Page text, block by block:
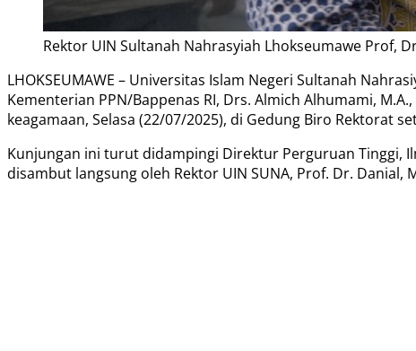
Rektor UIN Sultanah Nahrasyiah Lhokseumawe Prof,
LHOKSEUMAWE – Universitas Islam Negeri Sultanah
Kementerian PPN/Bappenas RI, Drs. Almich Alhumami,
keagamaan, Selasa (22/07/2025), di Gedung Biro Rektorat
Kunjungan ini turut didampingi Direktur Perguruan Tinggi,
disambut langsung oleh Rektor UIN SUNA, Prof. Dr. Danial,